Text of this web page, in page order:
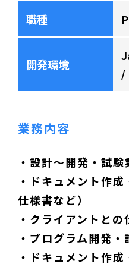
職種
開発環境
業務内容
・設計～開発・試験
・ドキュメント作成
仕様書など）
・クライアントと
・プログラム開発
・ドキュメント作成